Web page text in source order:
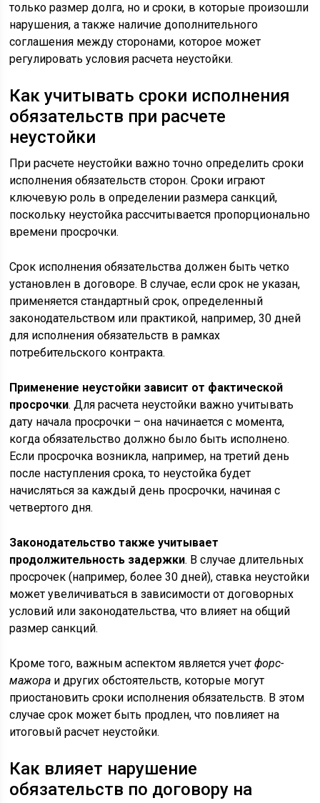
только размер долга, но и сроки, в которые произошли
нарушения, а также наличие дополнительного
соглашения между сторонами, которое может
регулировать условия расчета неустойки.
Как учитывать сроки исполнения
обязательств при расчете
неустойки
При расчете неустойки важно точно определить сроки
исполнения обязательств сторон. Сроки играют
ключевую роль в определении размера санкций,
поскольку неустойка рассчитывается пропорционально
времени просрочки.
Срок исполнения обязательства должен быть четко
установлен в договоре. В случае, если срок не указан,
применяется стандартный срок, определенный
законодательством или практикой, например, 30 дней
для исполнения обязательств в рамках
потребительского контракта.
Применение неустойки зависит от фактической
просрочки. Для расчета неустойки важно учитывать
дату начала просрочки – она начинается с момента,
когда обязательство должно было быть исполнено.
Если просрочка возникла, например, на третий день
после наступления срока, то неустойка будет
начисляться за каждый день просрочки, начиная с
четвертого дня.
Законодательство также учитывает
продолжительность задержки. В случае длительных
просрочек (например, более 30 дней), ставка неустойки
может увеличиваться в зависимости от договорных
условий или законодательства, что влияет на общий
размер санкций.
Кроме того, важным аспектом является учетфорс-
мажора и других обстоятельств, которые могут
приостановить сроки исполнения обязательств. В этом
случае срок может быть продлен, что повлияет на
итоговый расчет неустойки.
Как влияет нарушение
обязательств по договору на